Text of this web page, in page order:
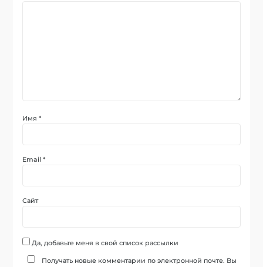
Имя*
Email*
Сайт
Да, добавьте меня в свой список рассылки
Получать новые комментарии по электронной почте. Вы